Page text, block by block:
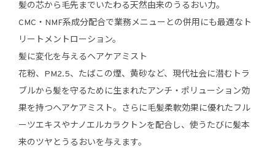
髪の芯から毛先までいたわる天然由来のうるおい力。
CMC・NMF系成分配合で業務メニューとの併用にも最適なト
リートメントローション。
髪に変化を与えるヘアケアミスト
花粉、PM2.5、たばこの煙、黄砂など、現代社会に潜むトラ
ブルから髪を守るために生まれたアンチ・ポリューション効
果を持つヘアケアミスト。さらに毛髪柔軟効果に優れたフル
ーツエキスやナノエルカラクトンを配合し、使うたびに髪本
来のツヤとうるおいを与えます。